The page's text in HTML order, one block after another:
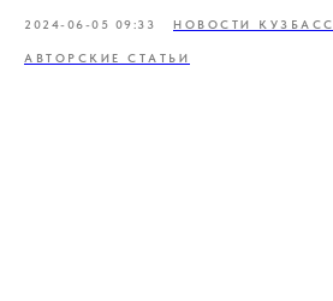
2024-06-05 09:33 НОВОСТИ КУЗБАСС
АВТОРСКИЕ СТАТЬИ